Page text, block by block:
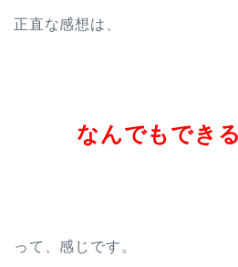
正直な感想は、
なんでもでき
って、感じです。